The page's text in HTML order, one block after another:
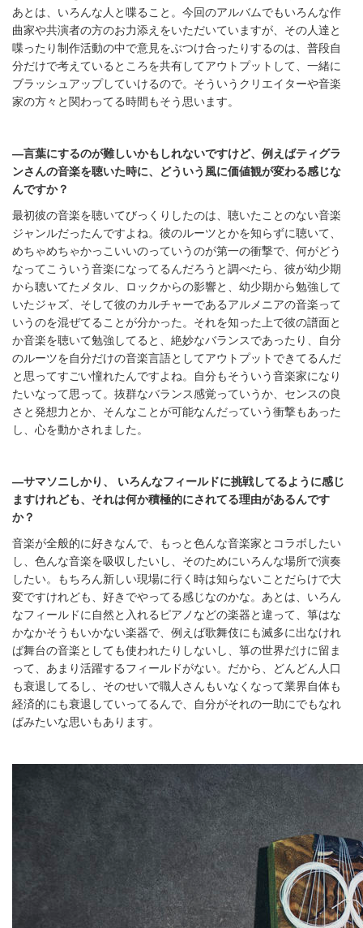
あとは、いろんな人と喋ること。今回のアルバムでもいろんな作
曲家や共演者の方のお力添えをいただいていますが、その人達と
喋ったり制作活動の中で意見をぶつけ合ったりするのは、普段自
分だけで考えているところを共有してアウトプットして、一緒に
ブラッシュアップしていけるので。そういうクリエイターや音楽
家の方々と関わってる時間もそう思います。
―言葉にするのが難しいかもしれないですけど、例えばティグラ
ンさんの音楽を聴いた時に、どういう風に価値観が変わる感じな
んですか？
最初彼の音楽を聴いてびっくりしたのは、聴いたことのない音楽
ジャンルだったんですよね。彼のルーツとかを知らずに聴いて、
めちゃめちゃかっこいいのっていうのが第一の衝撃で、何がどう
なってこういう音楽になってるんだろうと調べたら、彼が幼少期
から聴いてたメタル、ロックからの影響と、幼少期から勉強して
いたジャズ、そして彼のカルチャーであるアルメニアの音楽って
いうのを混ぜてることが分かった。それを知った上で彼の譜面と
か音楽を聴いて勉強してると、絶妙なバランスであったり、自分
のルーツを自分だけの音楽言語としてアウトプットできてるんだ
と思ってすごい憧れたんですよね。自分もそういう音楽家になり
たいなって思って。抜群なバランス感覚っていうか、センスの良
さと発想力とか、そんなことが可能なんだっていう衝撃もあった
し、心を動かされました。
―サマソニしかり、 いろんなフィールドに挑戦してるように感じ
ますけれども、それは何か積極的にされてる理由があるんです
か？
音楽が全般的に好きなんで、もっと色んな音楽家とコラボしたい
し、色んな音楽を吸収したいし、そのためにいろんな場所で演奏
したい。もちろん新しい現場に行く時は知らないことだらけで大
変ですけれども、好きでやってる感じなのかな。あとは、いろん
なフィールドに自然と入れるピアノなどの楽器と違って、箏はな
かなかそうもいかない楽器で、例えば歌舞伎にも滅多に出なけれ
ば舞台の音楽としても使われたりしないし、箏の世界だけに留ま
って、あまり活躍するフィールドがない。だから、どんどん人口
も衰退してるし、そのせいで職人さんもいなくなって業界自体も
経済的にも衰退していってるんで、自分がそれの一助にでもなれ
ばみたいな思いもあります。